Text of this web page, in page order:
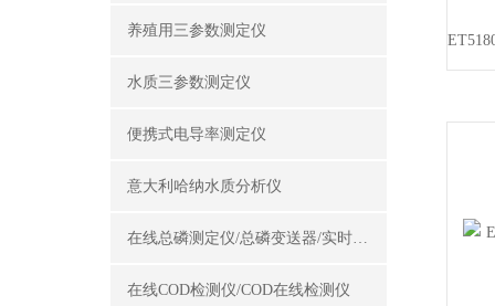
养殖用三参数测定仪
水质三参数测定仪
便携式电导率测定仪
意大利哈纳水质分析仪
在线总磷测定仪/总磷变送器/实时总磷监测仪
在线COD检测仪/COD在线检测仪